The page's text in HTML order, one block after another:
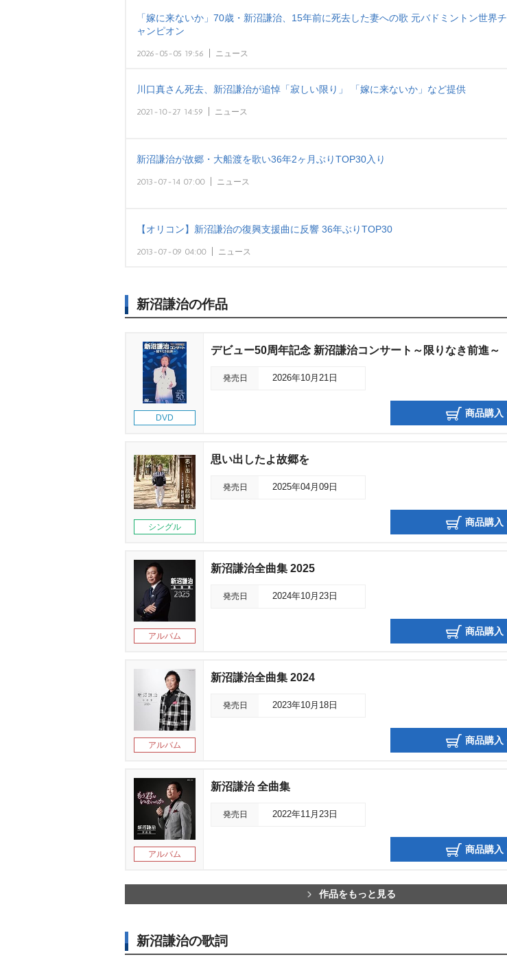
e
「嫁に来ないか」70歳・新沼謙治、15年前に死去した妻への歌 元バドミントン世界チ
ャンピオン
2026-05-05 19:56 ニュース
川口真さん死去、新沼謙治が追悼「寂しい限り」 「嫁に来ないか」など提供
2021-10-27 14:59 ニュース
新沼謙治が故郷・大船渡を歌い36年2ヶ月ぶりTOP30入り
2013-07-14 07:00 ニュース
【オリコン】新沼謙治の復興支援曲に反響 36年ぶりTOP30
2013-07-09 04:00 ニュース
新沼謙治の作品
DVD
デビュー50周年記念 新沼謙治コンサート～限りなき前進～
発売日 2026年10月21日
商品購入
シングル
思い出したよ故郷を
発売日 2025年04月09日
商品購入
アルバム
新沼謙治全曲集 2025
発売日 2024年10月23日
商品購入
アルバム
新沼謙治全曲集 2024
発売日 2023年10月18日
商品購入
アルバム
新沼謙治 全曲集
発売日 2022年11月23日
商品購入
作品をもっと見る
新沼謙治の歌詞